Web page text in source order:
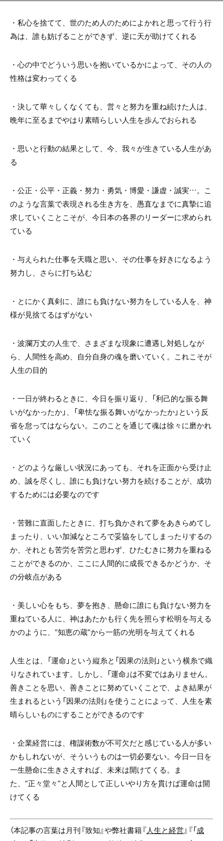
・私心を捨てて、世のため人のためによかれと思って行う行
為は、誰も妨げることができず、逆に天が助けてくれる
・心の中でどういう思いを抱いているかによって、その人の
性格は変わってくる
・決して華々しくなくても、営々と努力を重ね続けた人は、
晩年に至るまでやはり素晴らしい人生を歩んでおられる
・思いと行動の結果として、今、我々が生きている人生があ
る
・公正・公平・正義・努力・勇気・博愛・謙虚・誠実…。こ
のような言葉で表現される生き方を、愚直なまでに真摯に追
求していくことこそが、今日本の各界のリーダーに求められ
ている
・与えられた仕事を天職と思い、その仕事を好きになるよう
努力し、さらに打ち込む
・とにかく真剣に、誰にも負けない努力をしている人を、神
様が見捨てるはずがない
・波瀾万丈の人生で、さまざまな現象に遭遇し対処しなが
ら、人間性を高め、自分自身の魂を磨いていく。これこそが
人生の目的
・一日が終わるときに、今日を振り返り、「利己的な振る舞
いがなかったか」、「卑怯な振る舞いがなかったか」という反
省を怠ってはならない。このことを通じて魂は徐々に磨かれ
ていく
・どのような厳しい状況にあっても、それを正面から受け止
め、誠を尽くし、誰にも負けない努力を続けることが、成功
するためには必要なのです
・苦難に直面したときに、打ち負かされて夢をあきらめてし
まったり、いい加減なところで妥協をしてしまったりするの
か、それとも苦労を苦労と思わず、ひたむきに努力を重ねる
ことができるのか、ここに人間的に成長できるかどうか、そ
の分岐点がある
・美しい心をもち、夢を抱き、懸命に誰にも負けない努力を
重ねている人に、神はあたかも行く先を照らす松明を与える
かのように、“知恵の蔵”から一筋の光明を与えてくれる
人生とは、「運命」という縦糸と「因果の法則」という横糸で織
りなされています。しかし、「運命」は不変ではありません。
善きことを思い、善きことに努めていくことで、よき結果が
生まれるという「因果の法則」を使うことによって、人生を素
晴らしいものにすることができるのです
・企業経営には、権謀術数が不可欠だと感じている人が多い
かもしれないが、そういうものは一切必要ない。今日一日を
一生懸命に生きさえすれば、未来は開けてくる。ま
た、“正々堂々”と人間として正しいやり方を貫けば運命は開
けてくる
（本記事の言葉は月刊『致知』や弊社書籍『人生と経営』『「成